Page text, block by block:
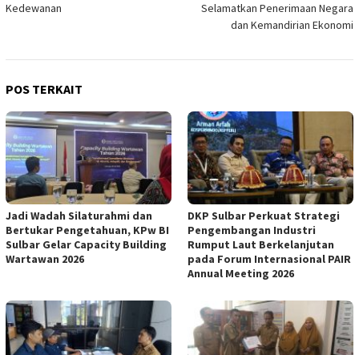
Kedewanan
Selamatkan Penerimaan Negara
dan Kemandirian Ekonomi
POS TERKAIT
Jadi Wadah Silaturahmi dan
Bertukar Pengetahuan, KPw BI
Sulbar Gelar Capacity Building
Wartawan 2026
DKP Sulbar Perkuat Strategi
Pengembangan Industri
Rumput Laut Berkelanjutan
pada Forum Internasional PAIR
Annual Meeting 2026